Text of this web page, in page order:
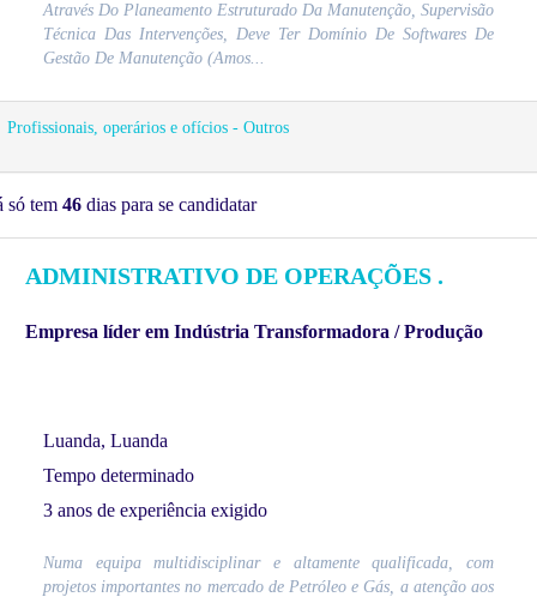
Através Do Planeamento Estruturado Da Manutenção, Supervisão
Técnica Das Intervenções, Deve Ter Domínio De Softwares De
Gestão De Manutenção (Amos...
Profissionais, operários e ofícios - Outros
só tem 46 dias para se candidatar
ADMINISTRATIVO DE OPERAÇÕES .
Empresa líder em Indústria Transformadora / Produção
Luanda, Luanda
Tempo determinado
3 anos de experiência exigido
Numa equipa multidisciplinar e altamente qualificada, com
projetos importantes no mercado de Petróleo e Gás, a atenção aos